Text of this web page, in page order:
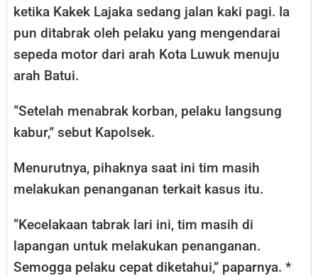
ketika Kakek Lajaka sedang jalan kaki pagi. Ia
pun ditabrak oleh pelaku yang mengendarai
sepeda motor dari arah Kota Luwuk menuju
arah Batui.
“Setelah menabrak korban, pelaku langsung
kabur,” sebut Kapolsek.
Menurutnya, pihaknya saat ini tim masih
melakukan penanganan terkait kasus itu.
“Kecelakaan tabrak lari ini, tim masih di
lapangan untuk melakukan penanganan.
Semogga pelaku cepat diketahui,” paparnya. *